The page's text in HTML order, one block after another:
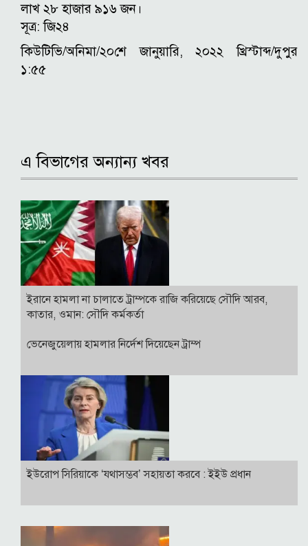
লাখ ২৮ হাজার ৯১৬ জন।
সূত্র: জি২৪
কিউটিভি/অনিমা/২০শে জানুয়ারি, ২০২২ খ্রিস্টাব্দ/দুপুর
১:৫৫
এ বিভাগের অন্যান্য খবর
ইরানে হামলা না চালাতে ট্রাম্পকে রাজি করিয়েছে সৌদি আরব,
কাতার, ওমান: সৌদি কর্মকর্তা
ভেনেজুয়েলায় হামলার নির্দেশ দিয়েছেন ট্রাম্প
ইউরোপ সিরিয়াকে ‘যথাসম্ভব’ সহায়তা করবে : ইইউ প্রধান